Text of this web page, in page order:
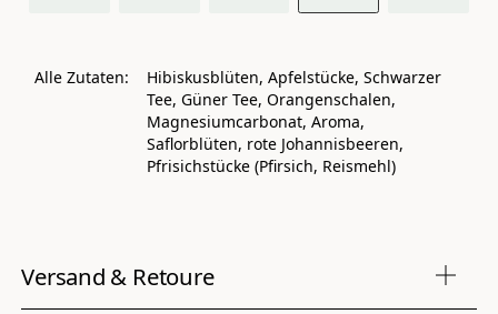
Alle Zutaten:
Hibiskusblüten, Apfelstücke, Schwarzer
Tee, Güner Tee, Orangenschalen,
Magnesiumcarbonat, Aroma,
Saflorblüten, rote Johannisbeeren,
Pfrisichstücke (Pfirsich, Reismehl)
Versand & Retoure